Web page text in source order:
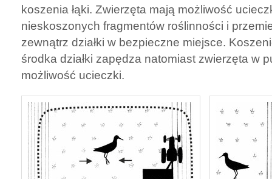
koszenia łąki. Zwierzęta mają możliwość
nieskoszonych fragmentów roślinności i
zewnątrz działki w bezpieczne miejsce.
środka działki zapędza natomiast zwierzęta w
możliwość ucieczki.